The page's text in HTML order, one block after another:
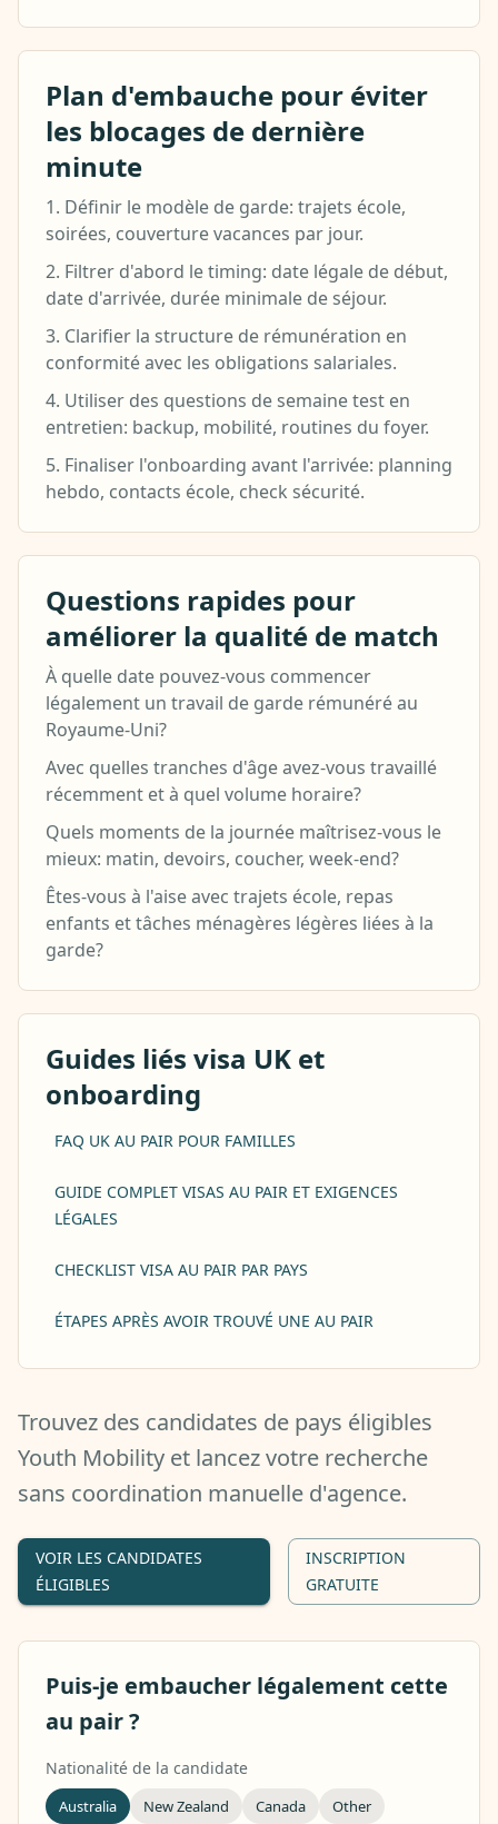
Plan d'embauche pour éviter
les blocages de dernière
minute
1. Définir le modèle de garde: trajets école,
soirées, couverture vacances par jour.
2. Filtrer d'abord le timing: date légale de début,
date d'arrivée, durée minimale de séjour.
3. Clarifier la structure de rémunération en
conformité avec les obligations salariales.
4. Utiliser des questions de semaine test en
entretien: backup, mobilité, routines du foyer.
5. Finaliser l'onboarding avant l'arrivée: planning
hebdo, contacts école, check sécurité.
Questions rapides pour
améliorer la qualité de match
À quelle date pouvez-vous commencer
légalement un travail de garde rémunéré au
Royaume-Uni?
Avec quelles tranches d'âge avez-vous travaillé
récemment et à quel volume horaire?
Quels moments de la journée maîtrisez-vous le
mieux: matin, devoirs, coucher, week-end?
Êtes-vous à l'aise avec trajets école, repas
enfants et tâches ménagères légères liées à la
garde?
Guides liés visa UK et
onboarding
FAQ UK AU PAIR POUR FAMILLES
GUIDE COMPLET VISAS AU PAIR ET EXIGENCES
LÉGALES
CHECKLIST VISA AU PAIR PAR PAYS
ÉTAPES APRÈS AVOIR TROUVÉ UNE AU PAIR
Trouvez des candidates de pays éligibles
Youth Mobility et lancez votre recherche
sans coordination manuelle d'agence.
VOIR LES CANDIDATES
ÉLIGIBLES
INSCRIPTION
GRATUITE
Puis-je embaucher légalement cette
au pair ?
Nationalité de la candidate
Australia New Zealand Canada Other